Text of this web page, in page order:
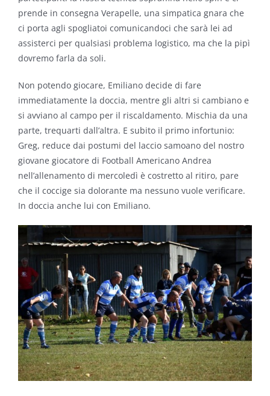
prende in consegna Verapelle, una simpatica gnara che
ci porta agli spogliatoi comunicandoci che sarà lei ad
assisterci per qualsiasi problema logistico, ma che la pipì
dovremo farla da soli.
Non potendo giocare, Emiliano decide di fare
immediatamente la doccia, mentre gli altri si cambiano e
si avviano al campo per il riscaldamento. Mischia da una
parte, trequarti dall’altra. E subito il primo infortunio:
Greg, reduce dai postumi del laccio samoano del nostro
giovane giocatore di Football Americano Andrea
nell’allenamento di mercoledì è costretto al ritiro, pare
che il coccige sia dolorante ma nessuno vuole verificare.
In doccia anche lui con Emiliano.